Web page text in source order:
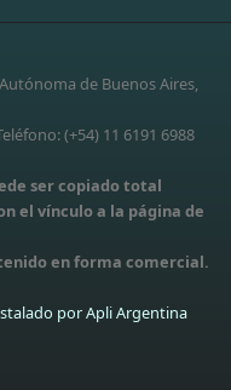
de Buenos Aires,
(+54) 11 6191 6988
ser copiado total
el vínculo a la página de
en forma comercial.
por Apli Argentina